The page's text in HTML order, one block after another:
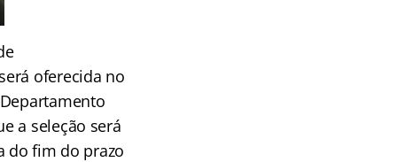
oferecida no
a seleção será
do fim do prazo